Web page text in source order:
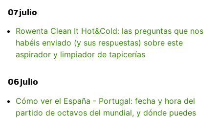
07 julio
Rowenta Clean It Hot&Cold: las preguntas que nos
habéis enviado (y sus respuestas) sobre este
aspirador y limpiador de tapicerías
06 julio
Cómo ver el España - Portugal: fecha y hora del
partido de octavos del mundial, y dónde puedes